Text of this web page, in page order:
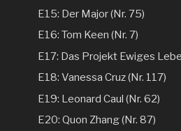
E15: Der Major (Nr. 75)
E16: Tom Keen (Nr. 7)
E17: Das Projekt Ewiges
E18: Vanessa Cruz (Nr. 117)
E19: Leonard Caul (Nr. 62)
E20: Quon Zhang (Nr. 87)